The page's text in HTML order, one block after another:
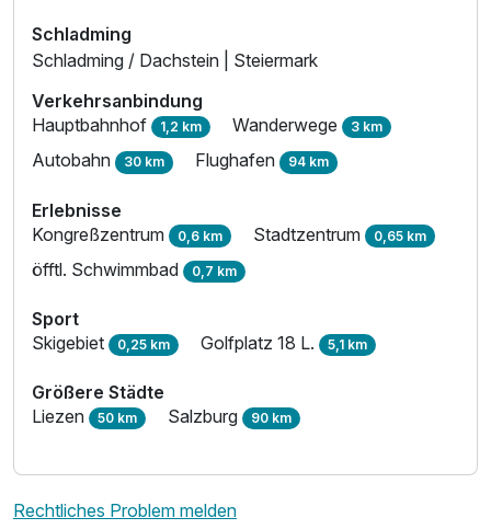
Für 5 Tage
Familienzimmer C
Für 5 Tage
Schladming
Schladming / Dachstein | Steiermark
Verkehrsanbindung
Hauptbahnhof 1,2 km Wanderwege 3 km
Autobahn 30 km Flughafen 94 km
Erlebnisse
Kongreßzentrum 0,6 km Stadtzentrum 0,65 km
öfftl. Schwimmbad 0,7 km
Sport
Skigebiet 0,25 km Golfplatz 18 L. 5,1 km
Größere Städte
Liezen 50 km Salzburg 90 km
Rechtliches Problem melden